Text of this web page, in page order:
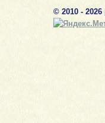
© 2010 - 2026